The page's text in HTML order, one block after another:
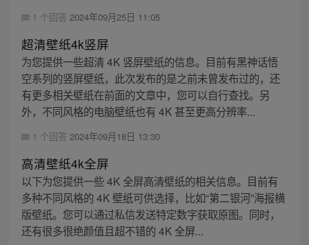
1 个回答 2024年09月25日 11:05
超清壁纸4k竖屏
为您提供一些超清 4K 竖屏壁纸的信息。目前有黑神话悟
空系列的竖屏壁纸，此次发布的是之前未曾发布过的，还
有更多相关壁纸在前面的文章中，您可以自行查找。另
外，不同风格的电脑壁纸也有 4K 甚至更高分辨率...
1 个回答 2024年09月18日 13:30
高清壁纸4k全屏
以下为您提供一些 4K 全屏高清壁纸的相关信息。目前有
多种不同风格的 4K 壁纸可供选择，比如“第二银河”海报横
版壁纸。您可以通过私信发送特定数字获取原图。同时，
还有很多很绝颜值且超不错的 4K 全屏...